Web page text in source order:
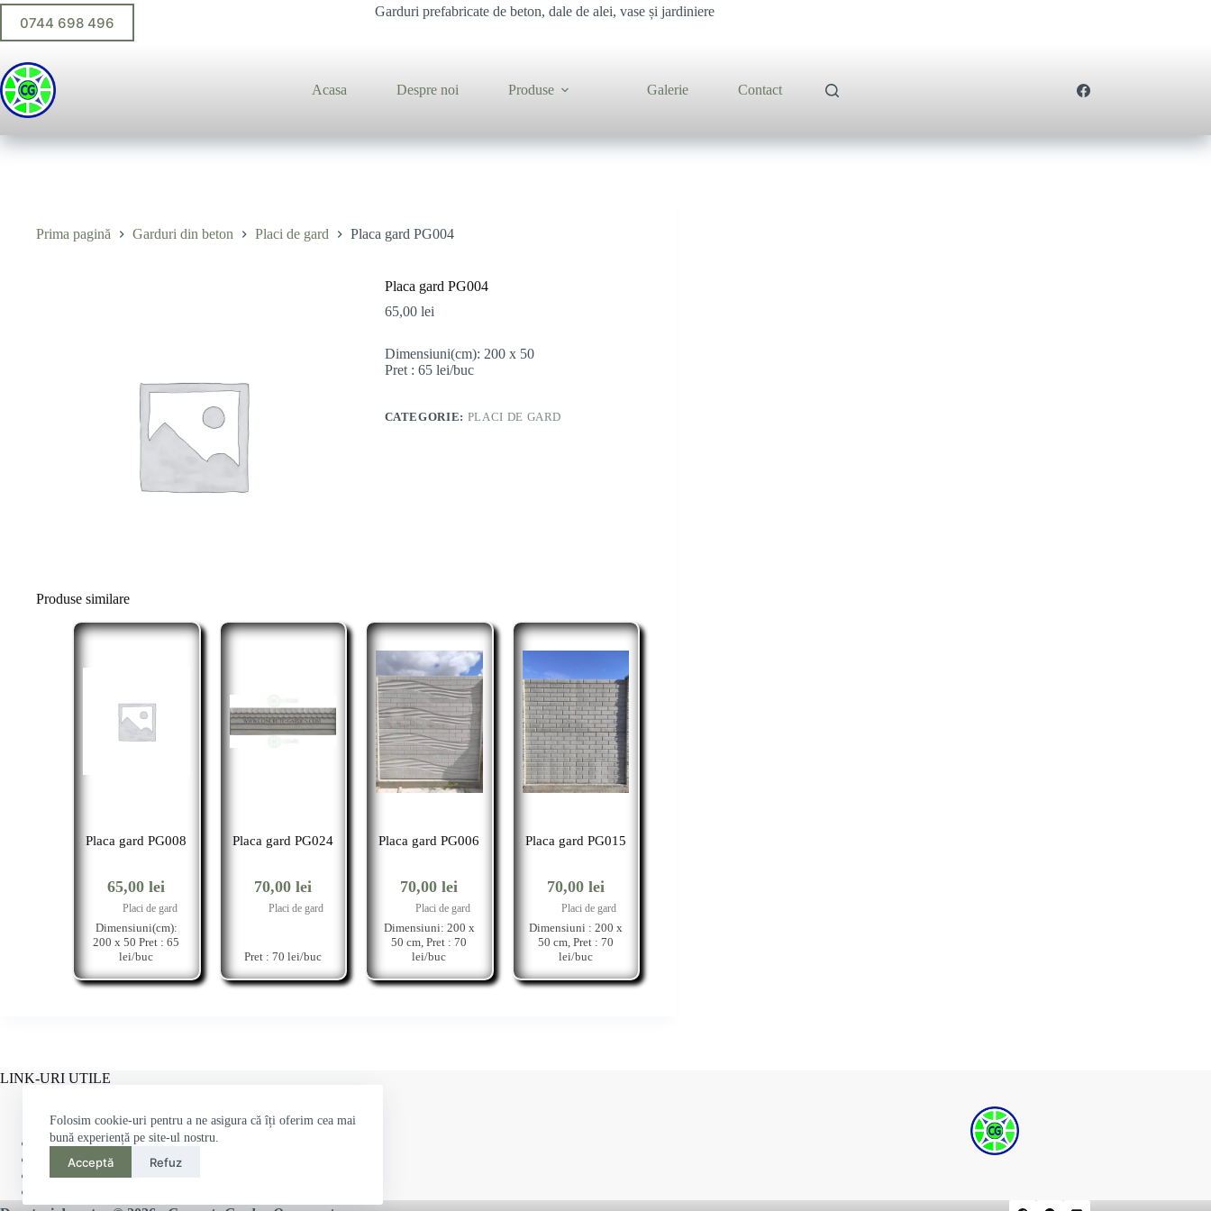
Sari
conținut
Folosim cookie-uri pentru a ne asigura că îți oferim cea mai
bună experiență pe site-ul nostru.
Acceptă Refuz
0744 698 496
Garduri prefabricate de beton, dale de alei, vase și jardiniere
Acasa Despre noi Produse Galerie Contact
Prima pagină Garduri din beton Placi de gard Placa gard PG004
Placa gard PG004
65,00 lei
Dimensiuni(cm): 200 x 50
Pret : 65 lei/buc
CATEGORIE: PLACI DE GARD
Produse similare
Placa gard PG008
65,00lei
Placi de gard
Dimensiuni(cm):
200 x 50 Pret : 65
lei/buc
Placa gard PG024
70,00 lei
Placi de gard
Pret : 70 lei/buc
Placa gard PG006
70,00lei
Placi de gard
Dimensiuni: 200 x
50 cm, Pret : 70
lei/buc
Placa gard PG015
70,00 lei
Placi de gard
Dimensiuni : 200 x
50 cm, Pret : 70
lei/buc
LINK-URI UTILE
Politică de confidențialitate
Termeni & Condiții
Politica-Retur